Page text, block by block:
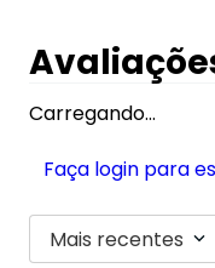
Carregando…
Faça login para
Mais recentes